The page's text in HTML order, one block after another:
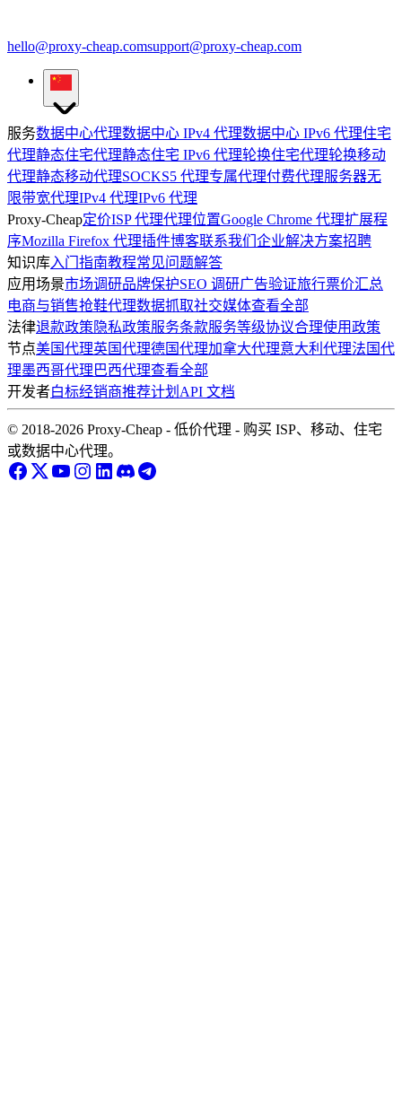
hello@proxy-cheap.comsupport@proxy-cheap.com
服务数据中心代理数据中心 IPv4 代理数据中心 IPv6 代理住宅
代理静态住宅代理静态住宅 IPv6 代理轮换住宅代理轮换移动
代理静态移动代理SOCKS5 代理专属代理付费代理服务器无
限带宽代理IPv4 代理IPv6 代理
Proxy-Cheap定价ISP 代理代理位置Google Chrome 代理扩展程
序Mozilla Firefox 代理插件博客联系我们 企业解决方案招聘
知识库入门指南教程常见问题解答
应用场景市场调研品牌保护SEO 调研广告验证旅行票价汇总
电商与销售抢鞋代理数据抓取社交媒体查看全部
法律退款政策 隐私政策服务条款服务等级协议合理使用政策
节点美国代理英国代理德国代理加拿大代理意大利代理法国代
理墨西哥代理 巴西代理查看全部
开发者白标经销商推荐计划 API 文档
© 2018-2026 Proxy-Cheap - 低价代理 - 购买 ISP、移动、住宅
或数据中心代理。